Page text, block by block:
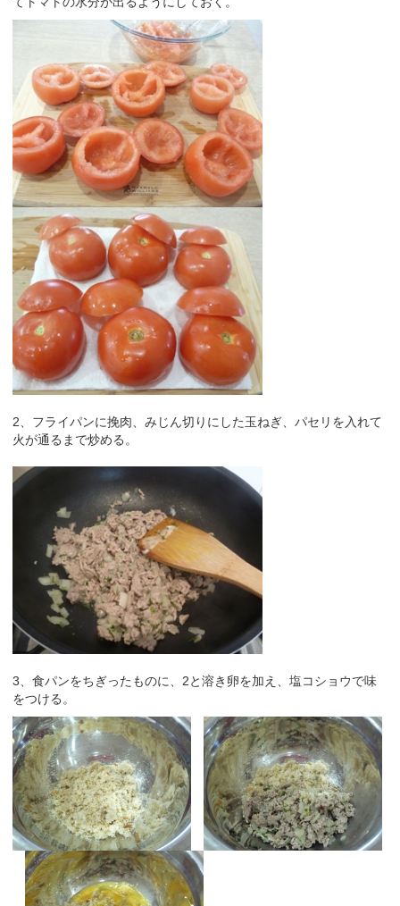
2、フライパンに挽肉、みじん切りにした玉ねぎ、パセリを入れて
火が通るまで炒める。
3、食パンをちぎったものに、2と溶き卵を加え、塩コショウで味
をつける。